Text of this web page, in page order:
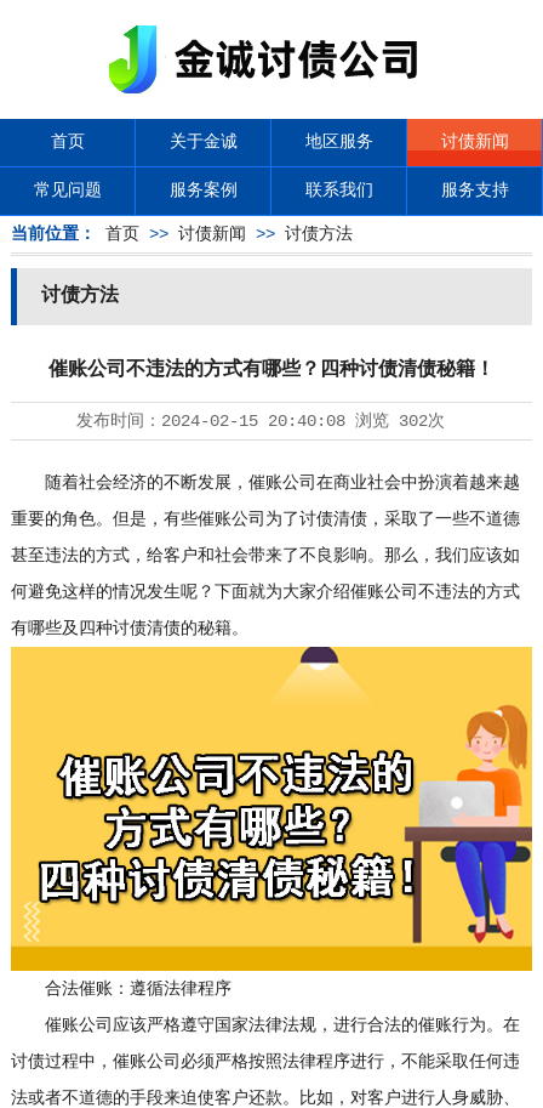
首页 关于金诚 地区服务 讨债新闻
常见问题 服务案例 联系我们 服务支持
当前位置： 首页 >> 讨债新闻 >> 讨债方法
讨债方法
催账公司不违法的方式有哪些？四种讨债清债秘籍！
发布时间： 2024-02-15 20:40:08浏览 302次
随着社会经济的不断发展，催账公司在商业社会中扮演着越来越
重要的角色。但是，有些催账公司为了讨债清债，采取了一些不道德
甚至违法的方式，给客户和社会带来了不良影响。那么，我们应该如
何避免这样的情况发生呢？下面就为大家介绍催账公司不违法的方式
有哪些及四种讨债清债的秘籍。
合法催账：遵循法律程序
催账公司应该严格遵守国家法律法规，进行合法的催账行为。在
讨债过程中，催账公司必须严格按照法律程序进行，不能采取任何违
法或者不道德的手段来迫使客户还款。比如，对客户进行人身威胁、